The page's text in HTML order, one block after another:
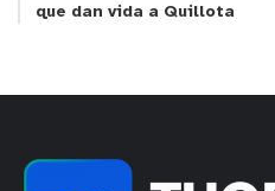
que dan vida a Quillota